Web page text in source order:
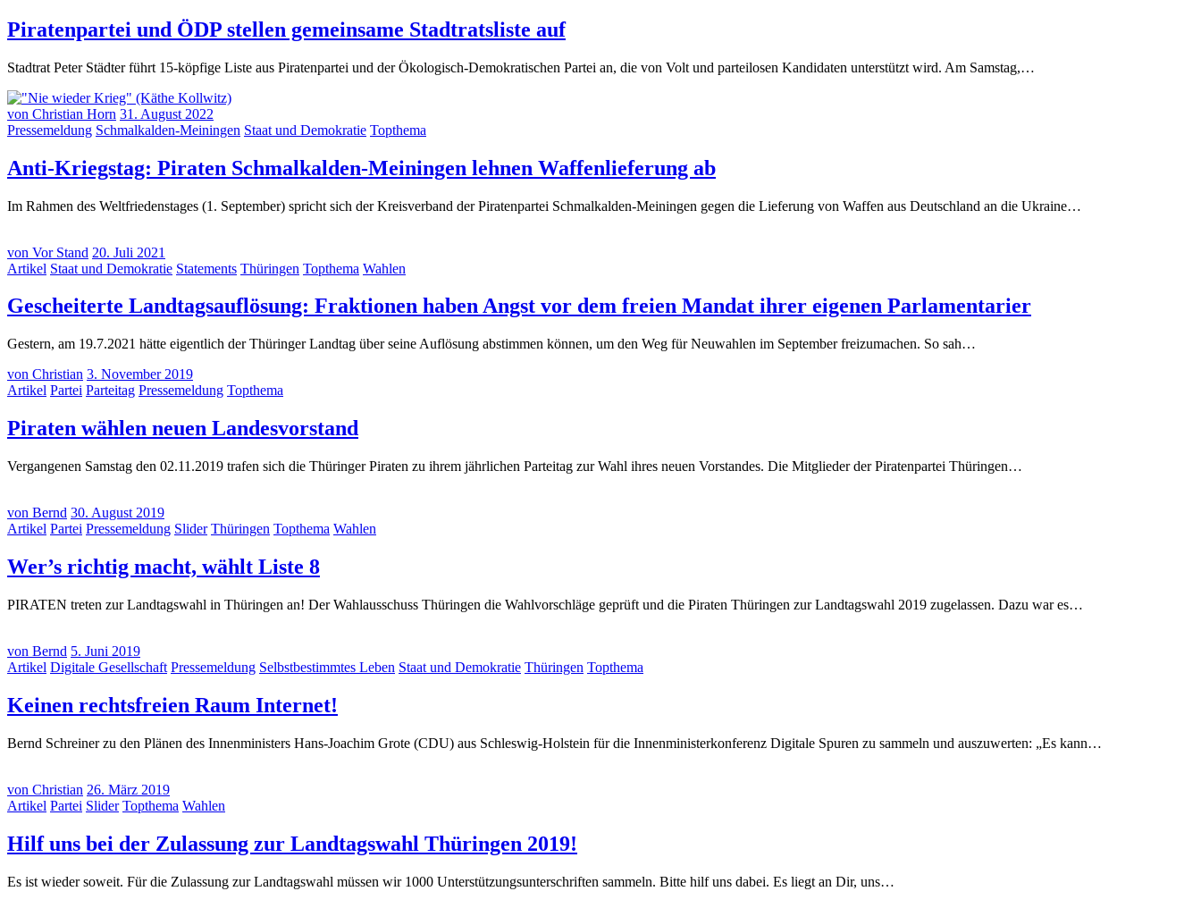
Piratenpartei und ÖDP stellen gemeinsame Stadtratsliste auf(19.
2024)
Stadtrat Peter Städter führt 15-köpfige Liste aus Piratenpartei und der Ökologisch-Demokratischen Partei an, die von Volt und parteilosen Kandidaten unterstützt wird. Am Samstag,…
von Christian Horn 31. August 2022
Pressemeldung Schmalkalden-Meiningen Staat und Demokratie Topthema
Anti-Kriegstag: Piraten Schmalkalden-Meiningen lehnen Waffenlieferung ab(31.
2022)
Im Rahmen des Weltfriedenstages (1. September) spricht sich der Kreisverband der Piratenpartei Schmalkalden-Meiningen gegen die Lieferung von Waffen aus Deutschland an die Ukraine…
von Vor Stand 20. Juli 2021
Artikel Staat und Demokratie Statements Thüringen Topthema Wahlen
Gescheiterte Landtagsauflösung: Fraktionen haben Angst vor dem freien Mandat ihrer eigenen Parlamentarier(20.
Gestern, am 19.7.2021 hätte eigentlich der Thüringer Landtag über seine Auflösung abstimmen können, um den Weg für Neuwahlen im September freizumachen. So sah…
von Christian 3. November 2019
Artikel Partei Parteitag Pressemeldung Topthema
Piraten wählen neuen Landesvorstand
2019)
Vergangenen Samstag den 02.11.2019 trafen sich die Thüringer Piraten zu ihrem jährlichen Parteitag zur Wahl ihres neuen Vorstandes. Die Mitglieder der Piratenpartei Thüringen…
von Bernd 30. August 2019
Artikel Partei Pressemeldung Slider Thüringen Topthema Wahlen
Wer’s richtig macht, wählt Liste 8(30.
2019)
PIRATEN treten zur Landtagswahl in Thüringen an! Der Wahlausschuss Thüringen die Wahlvorschläge geprüft und die Piraten Thüringen zur Landtagswahl 2019 zugelassen. Dazu war es…
von Bernd 5. Juni 2019
Artikel Digitale Gesellschaft Pressemeldung Selbstbestimmtes Leben Staat und Demokratie Thüringen Topthema
Keinen rechtsfreien Raum Internet!
2019)
Bernd Schreiner zu den Plänen des Innenministers Hans-Joachim Grote (CDU) aus Schleswig-Holstein für die Innenministerkonferenz Digitale Spuren zu sammeln und auszuwerten: „Es kann…
von Christian 26. März 2019
Artikel Partei Slider Topthema Wahlen
Hilf uns bei der Zulassung zur Landtagswahl Thüringen 2019!
2019)
Es ist wieder soweit. Für die Zulassung zur Landtagswahl müssen wir 1000 Unterstützungsunterschriften sammeln. Bitte hilf uns dabei. Es liegt an Dir, uns…